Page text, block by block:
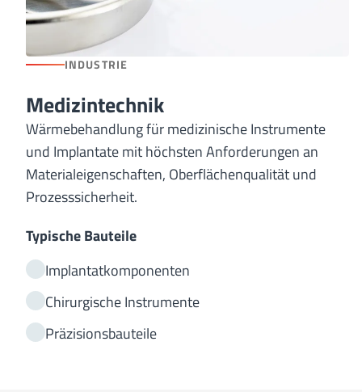
INDUSTRIE
Medizintechnik
Wärmebehandlung für medizinische Instrumente
und Implantate mit höchsten Anforderungen an
Materialeigenschaften, Oberflächenqualität und
Prozesssicherheit.
Typische Bauteile
Implantatkomponenten
Chirurgische Instrumente
Präzisionsbauteile